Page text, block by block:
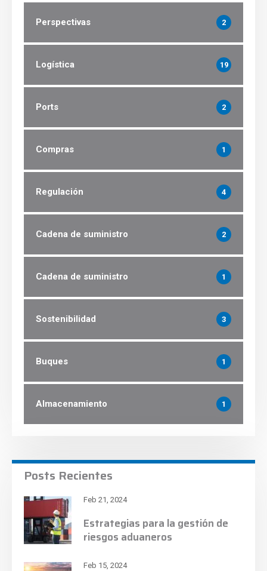
Perspectivas 2
Logística 19
Ports 2
Compras 1
Regulación 4
Cadena de suministro 2
Cadena de suministro 1
Sostenibilidad 3
Buques 1
Almacenamiento 1
Posts Recientes
Feb 21, 2024
Estrategias para la gestión de
riesgos aduaneros
Feb 15, 2024